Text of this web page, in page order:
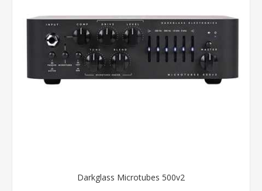
Darkglass Microtubes 500v2